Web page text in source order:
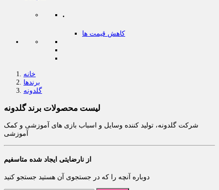
.
کاهش قیمت ها
خانه
برندها
گلدونه
لیست محصولات برند گلدونه
شرکت گلدونه، تولید کننده وسایل و اسباب بازی های آموزشی و کمک
آموزشی
از نارضایتی ایجاد شده متاسفیم
دوباره آنچه را که در جستجوی آن هستید جستجو کنید